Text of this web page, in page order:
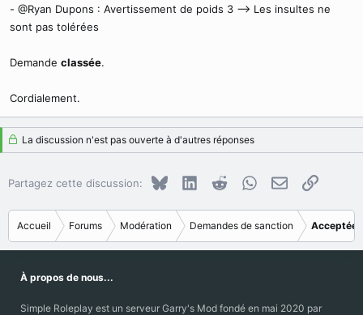
- @Ryan Dupons : Avertissement de poids 3 --> Les insultes ne
sont pas tolérées
Demande classée.
Cordialement.
La discussion n'est pas ouverte à d'autres réponses
Partagez cette discussion: BlueskyLinkedInRedditWhatsApp
E-mailCopier
Accueil Forums Modération Demandes de sanction Acceptées
À propos de nous...
Simple Roleplay est un serveur Garry's Mod fondé en mai 2020 par